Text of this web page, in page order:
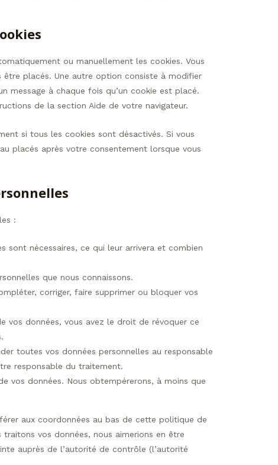
ou manuellement les cookies. Vous
placés. Une autre option consiste à modifier
message à chaque fois qu’un cookie est placé.
de la section Aide de votre navigateur.
si tous les cookies sont désactivés. Si vous
placés après votre consentement lorsque vous
:
sont nécessaires, ce qui leur arrivera et combien
que nous connaissons.
corriger, faire supprimer ou bloquer vos
vos données, vous avez le droit de révoquer ce
toutes vos données personnelles au responsable
responsable du traitement.
vos données. Nous obtempérerons, à moins que
aux coordonnées au bas de cette politique de
vos données, nous aimerions en être
auprès de l’autorité de contrôle (l’autorité